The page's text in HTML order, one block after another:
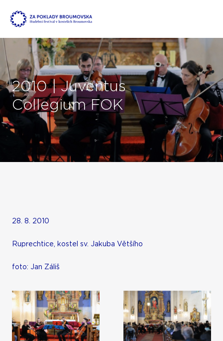
2010 | Juventus
Collegium FOK
28. 8. 2010
Ruprechtice, kostel sv. Jakuba Většího
foto: Jan Záliš